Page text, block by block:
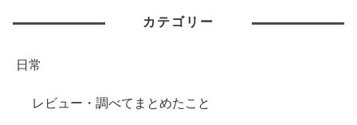
カテゴリー
日常
レビュー・調べてまとめたこと